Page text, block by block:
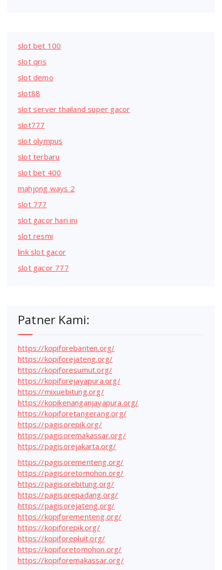
slot bet 100
slot qris
slot demo
slot88
slot server thailand super gacor
slot777
slot olympus
slot terbaru
slot bet 400
mahjong ways 2
slot 777
slot gacor hari ini
slot resmi
link slot gacor
slot gacor 777
Patner Kami:
https://kopiforebanten.org/
https://kopiforejateng.org/
https://kopiforesumut.org/
https://kopiforejayapura.org/
https://mixuebitung.org/
https://kopikenanganjayapura.org/
https://kopiforetangerang.org/
https://pagisorepik.org/
https://pagisoremakassar.org/
https://pagisorejakarta.org/
https://pagisorementeng.org/
https://pagisoretomohon.org/
https://pagisorebitung.org/
https://pagisorepadang.org/
https://pagisorejateng.org/
https://kopiforementeng.org/
https://kopiforepik.org/
https://kopiforepluit.org/
https://kopiforetomohon.org/
https://kopiforemakassar.org/